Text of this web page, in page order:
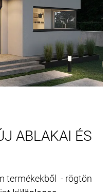
ABLAKAI ÉS
termékekből - rögtön